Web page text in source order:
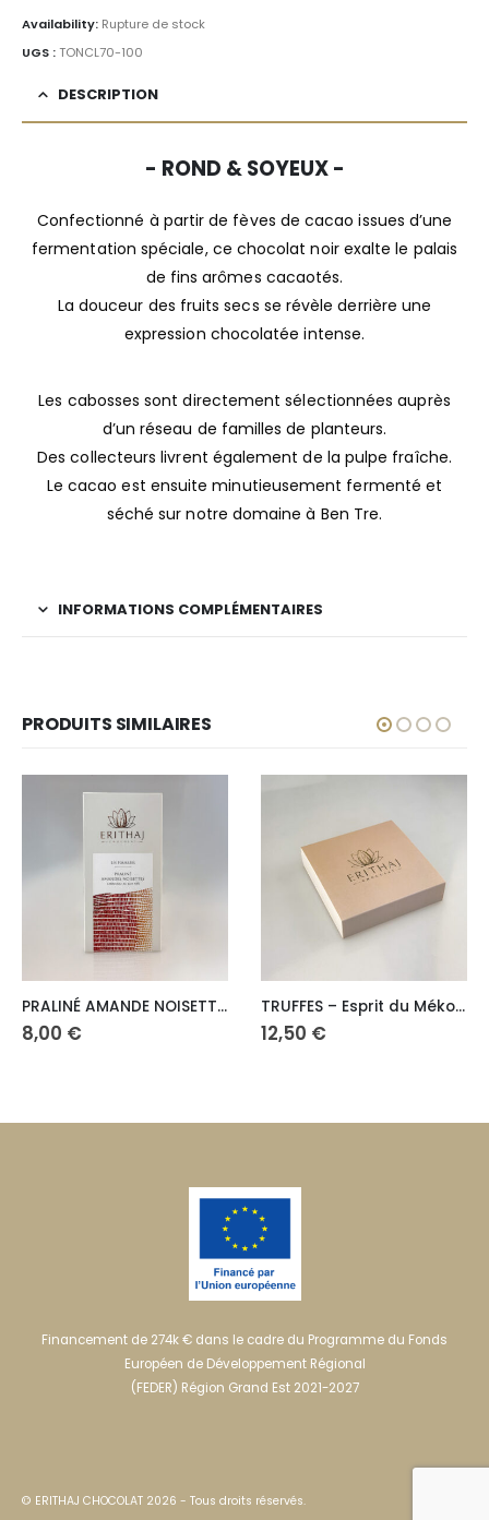
Availability: Rupture de stock
UGS :TONCL70-100
DESCRIPTION
- ROND & SOYEUX -
Confectionné à partir de fèves de cacao issues d’une
fermentation spéciale, ce chocolat noir exalte le palais
de fins arômes cacaotés.
La douceur des fruits secs se révèle derrière une
expression chocolatée intense.
Les cabosses sont directement sélectionnées auprès
d’un réseau de familles de planteurs.
Des collecteurs livrent également de la pulpe fraîche.
Le cacao est ensuite minutieusement fermenté et
séché sur notre domaine à Ben Tre.
INFORMATIONS COMPLÉMENTAIRES
PRODUITS SIMILAIRES
PRALINÉ AMANDE NOISETTE – lait
8,00 €
TRUFFES – Esprit du Mékong
12,50 €
Financement de 274k € dans le cadre du Programme du Fonds
Européen de Développement Régional
(FEDER) Région Grand Est 2021-2027
© ERITHAJ CHOCOLAT 2026 - Tous droits réservés.